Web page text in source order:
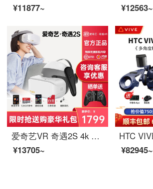
¥11877~
¥12563~
爱奇艺VR 奇遇2S 4k VR一体机 VR眼镜 体感游戏机 智能3D头盔 3DOF手柄套装 奇遇2S手柄套装版+赠品
¥13705~
¥82945~